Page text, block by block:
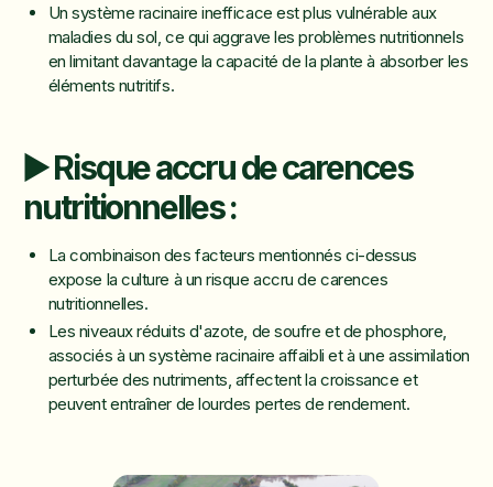
Un système racinaire inefficace est plus vulnérable aux
maladies du sol, ce qui aggrave les problèmes nutritionnels
en limitant davantage la capacité de la plante à absorber les
éléments nutritifs.
▶️ Risque accru de carences
nutritionnelles :
La combinaison des facteurs mentionnés ci-dessus
expose la culture à un risque accru de carences
nutritionnelles.
Les niveaux réduits d'azote, de soufre et de phosphore,
associés à un système racinaire affaibli et à une assimilation
perturbée des nutriments, affectent la croissance et
peuvent entraîner de lourdes pertes de rendement.